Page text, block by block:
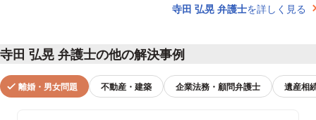
寺田 弘晃 弁護士を詳しく見る
寺田 弘晃 弁護士の他の解決事例
離婚・男女問題 不動産・建築 企業法務・顧問弁護士 遺産相